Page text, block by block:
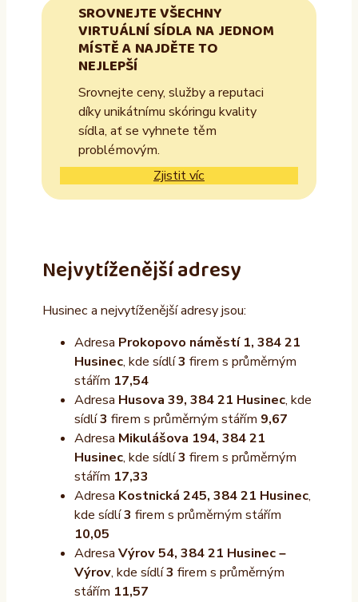
SROVNEJTE VŠECHNY
VIRTUÁLNÍ SÍDLA NA JEDNOM
MÍSTĚ A NAJDĚTE TO
NEJLEPŠÍ
Srovnejte ceny, služby a reputaci
díky unikátnímu skóringu kvality
sídla, ať se vyhnete těm
problémovým.
Zjistit víc
Nejvytíženější adresy
Husinec a nejvytíženější adresy jsou:
Adresa Prokopovo náměstí 1, 384 21
Husinec, kde sídlí3 firem s průměrným
stářím 17,54
Adresa Husova 39, 384 21 Husinec, kde
sídlí3 firem s průměrným stářím 9,67
Adresa Mikulášova 194, 384 21
Husinec, kde sídlí3 firem s průměrným
stářím 17,33
Adresa Kostnická 245, 384 21 Husinec,
kde sídlí3 firem s průměrným stářím
10,05
Adresa Výrov 54, 384 21 Husinec –
Výrov, kde sídlí3 firem s průměrným
stářím 11,57